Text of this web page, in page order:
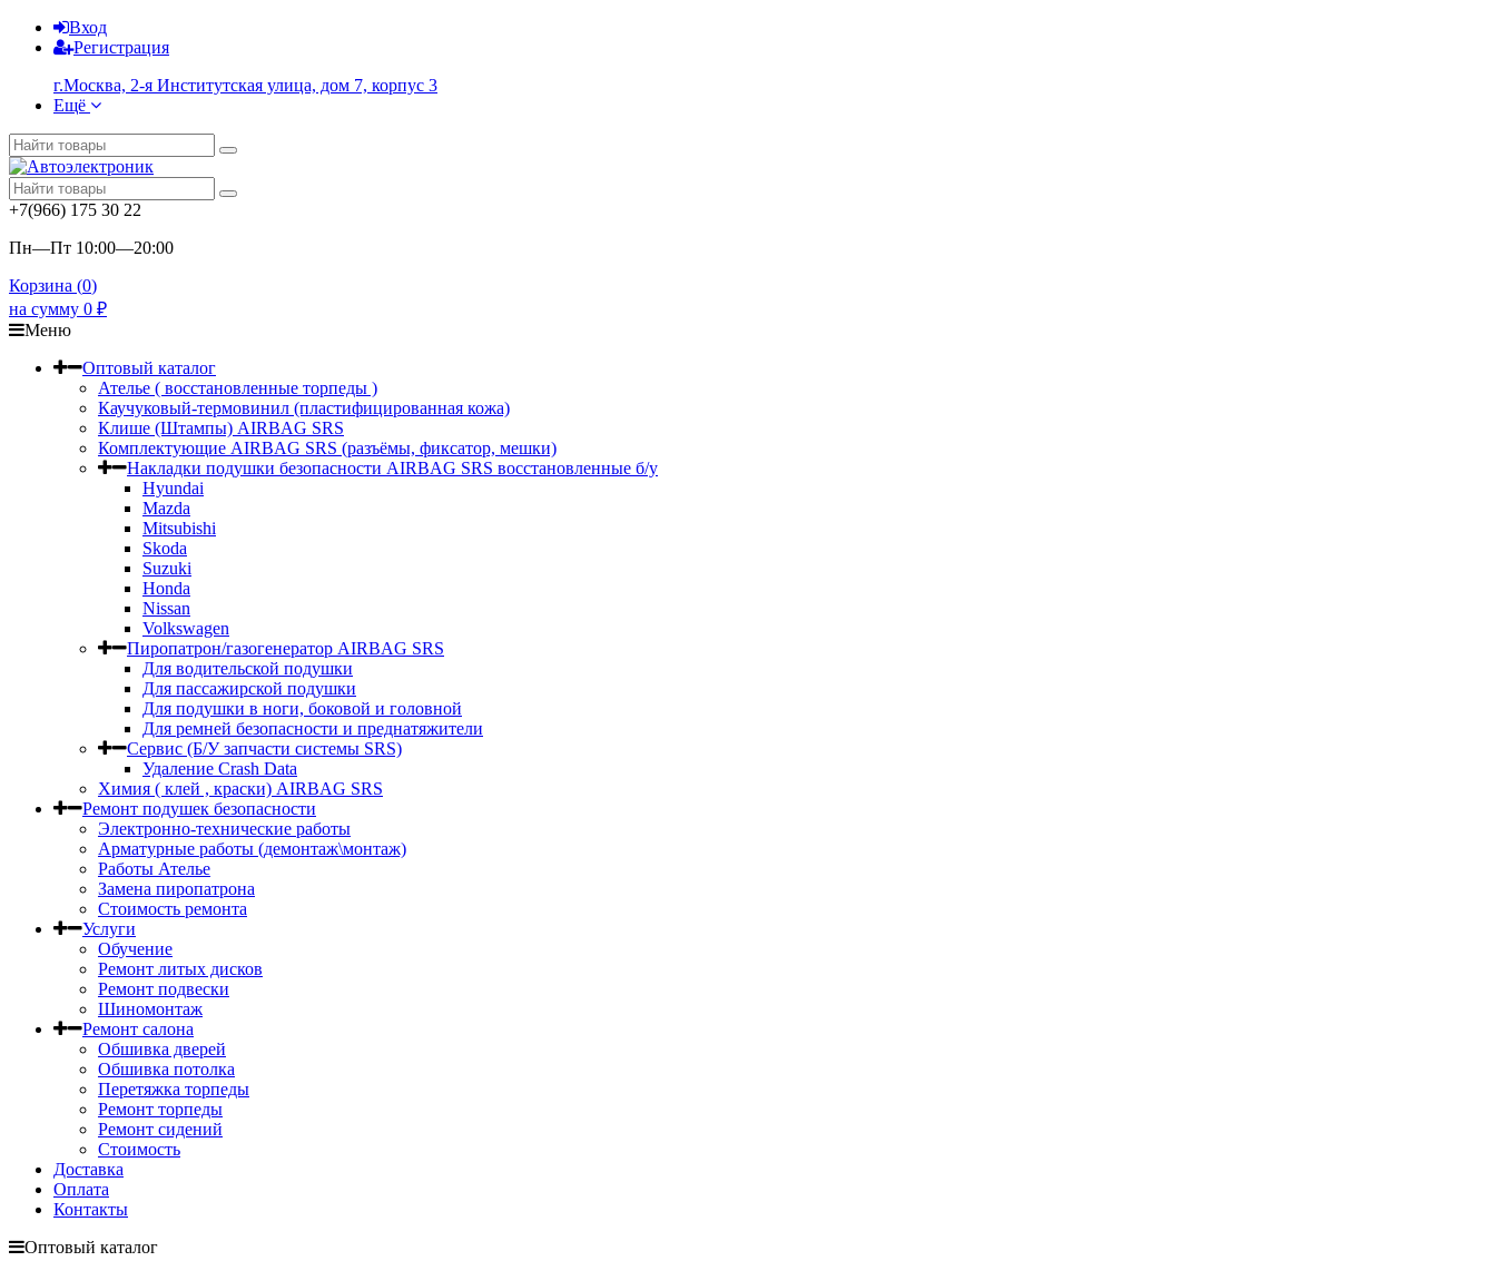
Вход
Регистрация
г.Москва, 2-я Институтская улица, дом 7, корпус 3
Ещё
+7(966) 175 30 22
Пн—Пт 10:00—20:00
Корзина (0)
на сумму 0 ₽
Меню
Оптовый каталог
Ателье ( восстановленные торпеды )
Каучуковый-термовинил (пластифицированная кожа)
Клише (Штампы) AIRBAG SRS
Комплектующие AIRBAG SRS (разъёмы, фиксатор, мешки)
Накладки подушки безопасности AIRBAG SRS восстановленные б/у
Hyundai
Mazda
Mitsubishi
Skoda
Suzuki
Honda
Nissan
Volkswagen
Пиропатрон/газогенератор AIRBAG SRS
Для водительской подушки
Для пассажирской подушки
Для подушки в ноги, боковой и головной
Для ремней безопасности и преднатяжители
Сервис (Б/У запчасти системы SRS)
Удаление Crash Data
Химия ( клей , краски) AIRBAG SRS
Ремонт подушек безопасности
Электронно-технические работы
Арматурные работы (демонтаж\монтаж)
Работы Ателье
Замена пиропатрона
Стоимость ремонта
Услуги
Обучение
Ремонт литых дисков
Ремонт подвески
Шиномонтаж
Ремонт салона
Обшивка дверей
Обшивка потолка
Перетяжка торпеды
Ремонт торпеды
Ремонт сидений
Стоимость
Доставка
Оплата
Контакты
Оптовый каталог